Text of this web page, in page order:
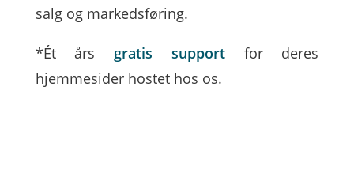
salg og markedsføring.
*Ét års gratis supportfor deres
hjemmesider hostet hos os.